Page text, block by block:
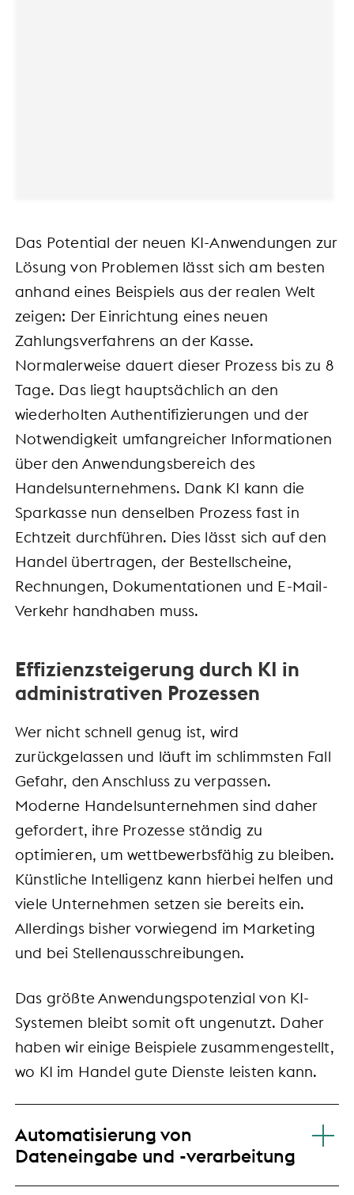
Das Potential der neuen KI-Anwendungen zur
Lösung von Problemen lässt sich am besten
anhand eines Beispiels aus der realen Welt
zeigen: Der Einrichtung eines neuen
Zahlungsverfahrens an der Kasse.
Normalerweise dauert dieser Prozess bis zu 8
Tage. Das liegt hauptsächlich an den
wiederholten Authentifizierungen und der
Notwendigkeit umfangreicher Informationen
über den Anwendungsbereich des
Handelsunternehmens. Dank KI kann die
Sparkasse nun denselben Prozess fast in
Echtzeit durchführen. Dies lässt sich auf den
Handel übertragen, der Bestellscheine,
Rechnungen, Dokumentationen und E-Mail-
Verkehr handhaben muss.
Effizienzsteigerung durch KI in
administrativen Prozessen
Wer nicht schnell genug ist, wird
zurückgelassen und läuft im schlimmsten Fall
Gefahr, den Anschluss zu verpassen.
Moderne Handelsunternehmen sind daher
gefordert, ihre Prozesse ständig zu
optimieren, um wettbewerbsfähig zu bleiben.
Künstliche Intelligenz kann hierbei helfen und
viele Unternehmen setzen sie bereits ein.
Allerdings bisher vorwiegend im Marketing
und bei Stellenausschreibungen.
Das größte Anwendungspotenzial von KI-
Systemen bleibt somit oft ungenutzt. Daher
haben wir einige Beispiele zusammengestellt,
wo KI im Handel gute Dienste leisten kann.
Automatisierung von
Dateneingabe und -verarbeitung